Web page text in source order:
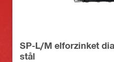
SP-L/M elforzinket
stål